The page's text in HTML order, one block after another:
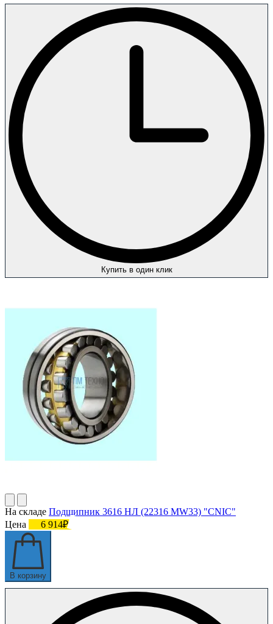
Купить в один клик
На складе Подшипник 3616 НЛ (22316 MW33) "CNIC"
Цена
6 914₽
В корзину